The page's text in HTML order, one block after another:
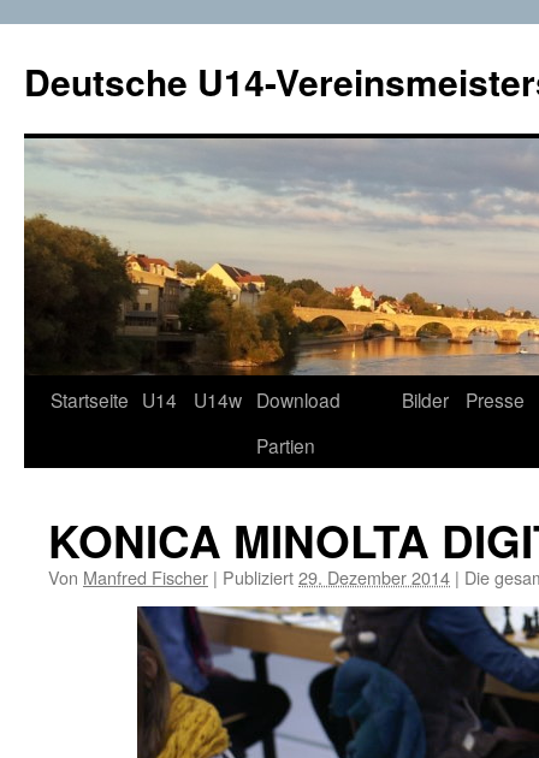
Deutsche U14-
Zum
Startseite U14 U14w Download
Partien
Bilder Presse
KONICA MINOLTA
Von Manfred Fischer | Publiziert29. Dezember 2014 | Die